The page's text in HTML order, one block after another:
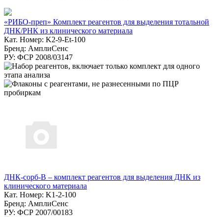
«РИБО-преп» Комплект реагентов для выделения тотальной
ДНК/РНК из клинического материала
Кат. Номер: K2-9-Et-100
Бренд: АмплиСенс
РУ: ФСР 2008/03147
ДНК-сорб-В – комплект реагентов для выделения ДНК из
клинического материала
Кат. Номер: K1-2-100
Бренд: АмплиСенс
РУ: ФСР 2007/00183